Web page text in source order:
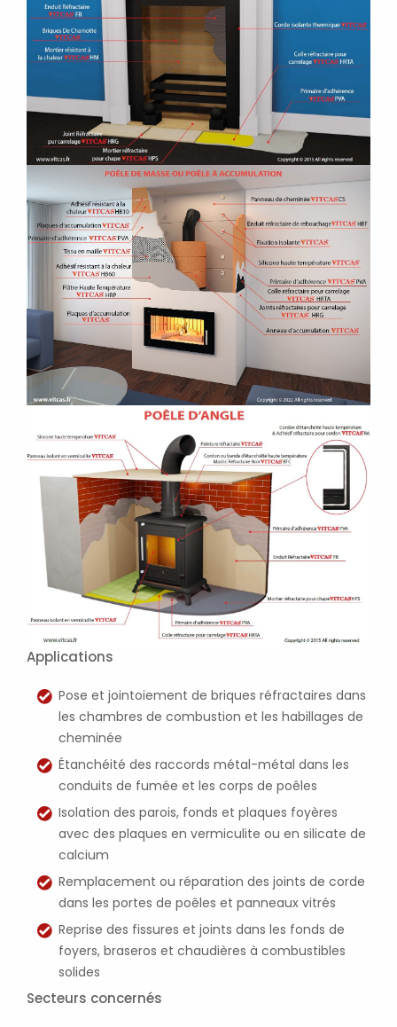
Applications
Pose et jointoiement de briques réfractaires dans
les chambres de combustion et les habillages de
cheminée
Étanchéité des raccords métal-métal dans les
conduits de fumée et les corps de poêles
Isolation des parois, fonds et plaques foyères
avec des plaques en vermiculite ou en silicate de
calcium
Remplacement ou réparation des joints de corde
dans les portes de poêles et panneaux vitrés
Reprise des fissures et joints dans les fonds de
foyers, braseros et chaudières à combustibles
solides
Secteurs concernés